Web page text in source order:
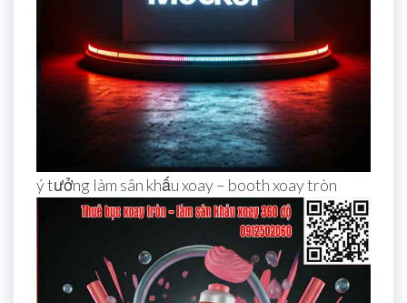
ý tưởng làm sân khấu xoay – booth xoay tròn